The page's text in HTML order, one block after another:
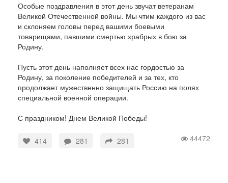
Особые поздравления в этот день звучат ветеранам
Великой Отечественной войны. Мы чтим каждого из вас
и склоняем головы перед вашими боевыми
товарищами, павшими смертью храбрых в бою за
Родину.
Пусть этот день наполняет всех нас гордостью за
Родину, за поколение победителей и за тех, кто
продолжает мужественно защищать Россию на полях
специальной военной операции.
С праздником! Днем Великой Победы!
44472
414 281 281